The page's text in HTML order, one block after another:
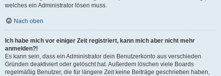
welches ein Administrator lösen muss.
Nach oben
Ich habe mich vor einiger Zeit registriert, kann mich aber nicht mehr
anmelden?!
Es kann sein, dass ein Administrator dein Benutzerkonto aus verschieden
Gründen deaktiviert oder gelöscht hat. Außerdem löschen viele Boards
regelmäßig Benutzer, die für längere Zeit keine Beiträge geschrieben haben,